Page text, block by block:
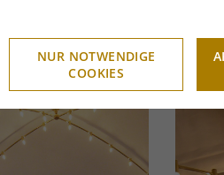
NUR NOTWENDIGE
COOKIES